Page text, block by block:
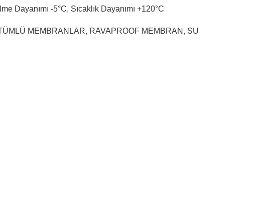
Dayanımı -5°C, Sıcaklık Dayanımı +120°C
MEMBRANLAR, RAVAPROOF MEMBRAN , SU